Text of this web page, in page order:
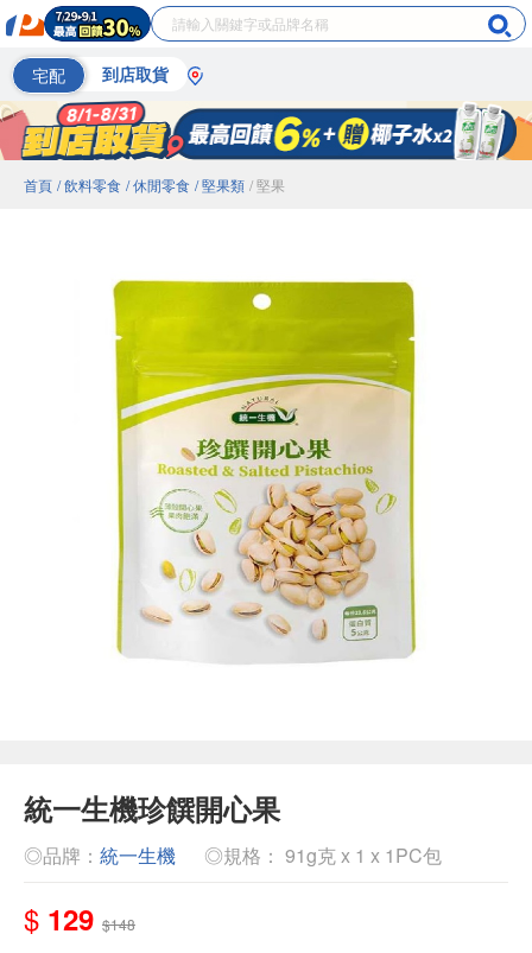
宅配 到店取貨
首頁 / 飲料零食 / 休閒零食 / 堅果類 / 堅果
統一生機珍饌開心果
◎品牌： 統一生機 ◎規格： 91g克 x 1 x 1PC包
$ 129 $148